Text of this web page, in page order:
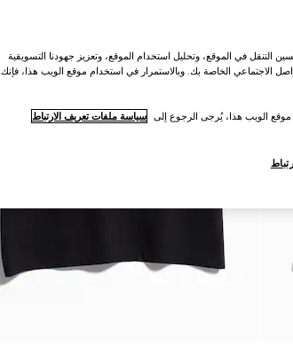
التنقل في الموقع، وتحليل استخدام الموقع، وتعزيز جهودنا التسويقية
الاجتماعي الخاصة بك. وبالاستمرار في استخدام موقع الويب هذا، فإنك
الويب هذا، يُرجى الرجوع إلى سياسة ملفات تعريف الارتباط